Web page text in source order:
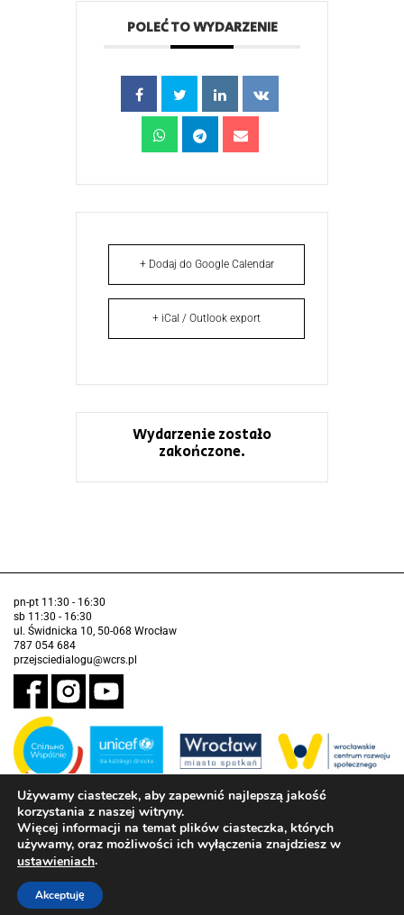
POLEĆ TO WYDARZENIE
+ Dodaj do Google Calendar
+ iCal / Outlook export
Wydarzenie zostało
zakończone.
pn-pt 11:30 - 16:30
sb 11:30 - 16:30
ul. Świdnicka 10, 50-068 Wrocław
787 054 684
przejsciedialogu@wcrs.pl
Zadanie realizowane ze środków Gminy Wrocław w partnerstwie z
Funduszem Narodów Zjednoczonych na Rzecz Dzieci (UNICEF)
Deklaracja dostępności
Używamy ciasteczek, aby zapewnić najlepszą jakość
korzystania z naszej witryny.
Więcej informacji na temat plików ciasteczka, których
używamy, oraz możliwości ich wyłączenia znajdziesz w
ustawieniach.
Akceptuję